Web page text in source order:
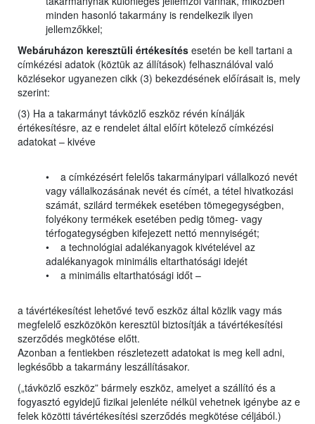
minden hasonló takarmány is rendelkezik ilyen
jellemzőkkel;
Webáruházon keresztüli értékesítés esetén be kell tartani a
címkézési adatok (köztük az állítások) felhasználóval való
közlésekor ugyanezen cikk (3) bekezdésének előírásait is, mely
szerint:
(3) Ha a takarmányt távközlő eszköz révén kínálják
értékesítésre, az e rendelet által előírt kötelező címkézési
adatokat – kivéve
• a címkézésért felelős takarmányipari vállalkozó nevét
vagy vállalkozásának nevét és címét, a tétel hivatkozási
számát, szilárd termékek esetében tömegegységben,
folyékony termékek esetében pedig tömeg- vagy
térfogategységben kifejezett nettó mennyiségét;
• a technológiai adalékanyagok kivételével az
adalékanyagok minimális eltarthatósági idejét
• a minimális eltarthatósági időt –
a távértékesítést lehetővé tevő eszköz által közlik vagy más
megfelelő eszközökön keresztül biztosítják a távértékesítési
szerződés megkötése előtt.
Azonban a fentiekben részletezett adatokat is meg kell adni,
legkésőbb a takarmány leszállításakor.
(„távközlő eszköz” bármely eszköz, amelyet a szállító és a
fogyasztó egyidejű fizikai jelenléte nélkül vehetnek igénybe az e
felek közötti távértékesítési szerződés megkötése céljából.)